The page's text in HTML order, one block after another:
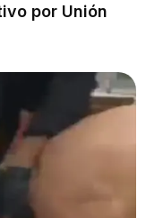
por Unión